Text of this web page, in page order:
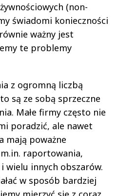
(non-
świadomi konieczności
ważny jest
te problemy
z ogromną liczbą
są ze sobą sprzeczne
Małe firmy często nie
poradzić, ale nawet
mają poważne
raportowania,
wielu innych obszarów.
w sposób bardziej